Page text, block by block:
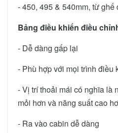
- 450, 495 & 540mm, từ ghế
Bảng điều khiển điều
- Dễ dàng gấp lại
- Phù hợp với mọi trình điều
- Vị trí thoải mái có nghĩa là
mỏi hơn và năng suất cao
- Ra vào cabin dễ dàng